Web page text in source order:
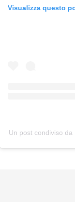
Visualizza questo
Un post condiviso